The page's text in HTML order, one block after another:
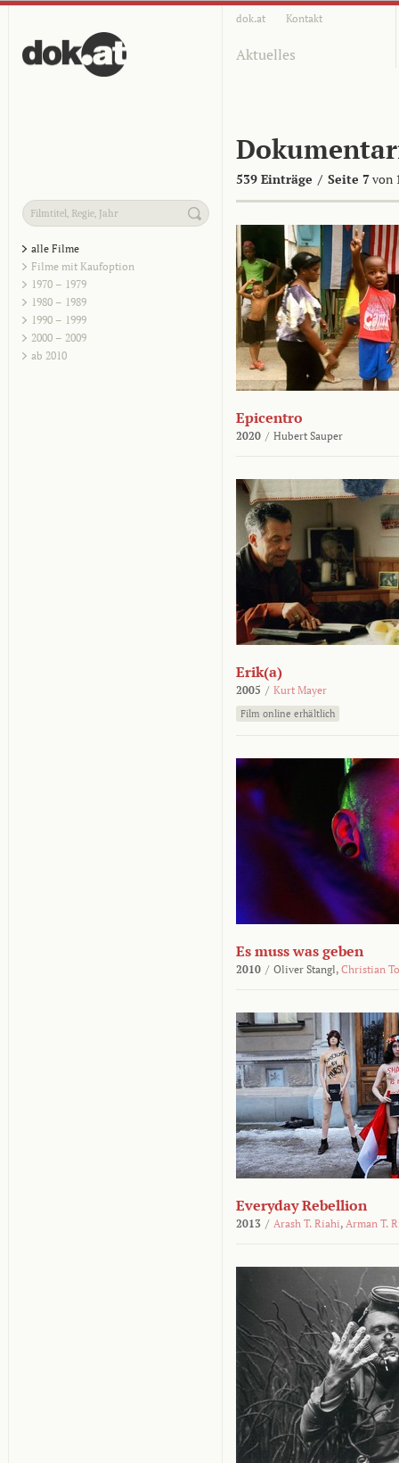
dok.at Kontakt
Aktuelles
539 Einträge / Seite 7von
alle Filme
Filme mit Kaufoption
1970 – 1979
1980 – 1989
1990 – 1999
2000 – 2009
ab 2010
Epicentro
2020 / Hubert Sauper
Erik(a)
2005 / Kurt Mayer
Film online erhältlich
Es muss was geben
2010 / Oliver Stangl, Christian
Everyday Rebellion
2013 / Arash T. Riahi, Arman T.